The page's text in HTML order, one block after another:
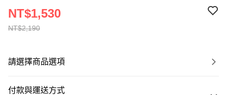
NT$2,190
NT$1,530
請選擇商品選項
付款與運送方式